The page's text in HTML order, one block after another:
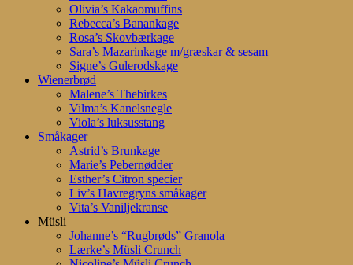
Olivia’s Kakaomuffins
Rebecca’s Banankage
Rosa’s Skovbærkage
Sara’s Mazarinkage m/græskar & sesam
Signe’s Gulerodskage
Wienerbrød
Malene’s Thebirkes
Vilma’s Kanelsnegle
Viola’s luksusstang
Småkager
Astrid’s Brunkage
Marie’s Pebernødder
Esther’s Citron specier
Liv’s Havregryns småkager
Vita’s Vaniljekranse
Müsli
Johanne’s “Rugbrøds” Granola
Lærke’s Müsli Crunch